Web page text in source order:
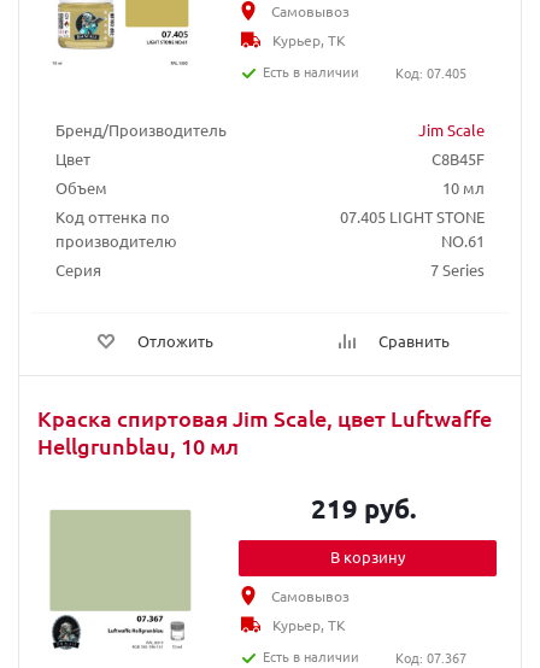
Бренд/Производитель
Jim Scale
Цвет
C8B45F
Объем
10 мл
Код оттенка по
производителю
07.405 LIGHT STONE
NO.61
Серия
7 Series
Отложить Сравнить
Самовывоз
Курьер, ТК
Есть в наличии
Код: 07.405
Краска спиртовая Jim Scale, цвет Luftwaffe
Hellgrunblau, 10 мл
219 руб.
В корзину
Самовывоз
Курьер, ТК
Есть в наличии
Код: 07.367